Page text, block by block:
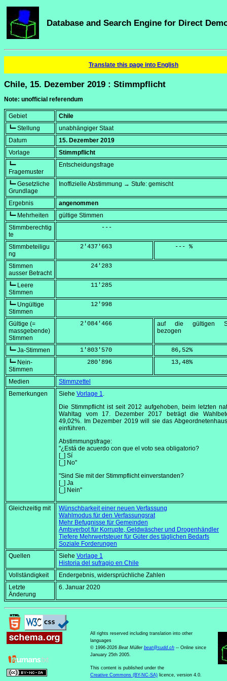
Database and Search Engine for Direct
Translate this page into English
Chile, 15. Dezember 2019 : Stimmpflicht
Note: unofficial referendum
Gebiet
Chile
┗━ Stellung
unabhängiger Staat
Datum
15. Dezember 2019
Vorlage
Stimmpflicht
┗━
Fragemuster
Entscheidungsfrage
┗━ Gesetzliche
Grundlage
Inoffizielle Abstimmung → Stufe: gemischt
Ergebnis
angenommen
┗━ Mehrheiten
gültige Stimmen
Stimmberechtig
te
            ---
Stimmbeteiligu
ng
      2'437'663
     --- %
Stimmen
ausser Betracht
         24'283
┗━ Leere
Stimmen
         11'285
┗━ Ungültige
Stimmen
         12'998
Gültige (=
massgebende)
Stimmen
      2'084'466
auf die gültigen
bezogen
┗━ Ja-Stimmen
      1'803'570
    86,52
%
┗━ Nein-
Stimmen
        280'896
    13,48
%
Medien
Stimmzettel
Bemerkungen
Siehe Vorlage 1.
Die Stimmpflicht ist seit 2012 aufgehoben, beim letzten
Wahltag vom 17. Dezember 2017 beträgt die
49,02%. Im Dezember 2019will sie das
einführen.
Abstimmungsfrage:
"¿Está de acuerdo con que el voto sea obligatorio?
[_] Sí
[_] No"
"Sind Sie mit der Stimmpflicht einverstanden?
[_] Ja
[_] Nein"
Gleichzeitig mit
Wünschbarkeit einer neuen Verfassung
Wahlmodus für den Verfassungsrat
Mehr Befugnisse für Gemeinden
Amtsverbot für Korrupte, Geldwäscher und Drogenhändler
Tiefere Mehrwertsteuer für Güter des täglichen Bedarfs
Soziale Forderungen
Quellen
Siehe Vorlage 1
Historia del sufragio en Chile
Vollständigkeit
Endergebnis, widersprüchliche Zahlen
Letzte
Änderung
6. Januar 2020
All rights reserved including translation into other
languages
© 1996-2026 Beat Müller beat@sudd.ch -- Online since
January 25th 2005.
This content is published under the
Creative Commons (BY-NC-SA) licence, version 4.0.